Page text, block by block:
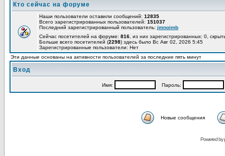
Кто сейчас на форуме
Наши пользователи оставили сообщений: 12835
Всего зарегистрированных пользователей: 151037
Последний зарегистрированный пользователь: jmnoimb
Сейчас посетителей на форуме: 816 , из них зарегистрированных: 0,
Больше всего посетителей (2298) здесь было Вс Авг 02, 2026 5:45
Зарегистрированные пользователи: Нет
Эти данные основаны на активности пользователей за последние пять минут
Вход
Имя: Пароль:
Новые сообщения
Powered by